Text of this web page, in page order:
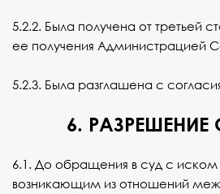
5.2.2. Была получена от третьей
ее получения Администрацией
5.2.3. Была разглашена с
6.
6.1. До обращения в суд с
возникающим из отношений